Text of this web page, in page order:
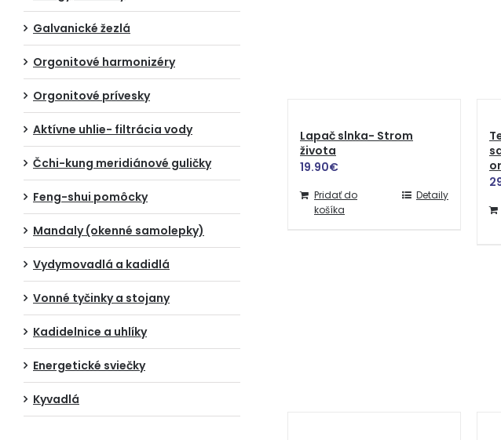
Lapač slnka- Strom
života
19.90€
Pridať do
košíka
Detaily
Galvanické žezlá
Orgonitové harmonizéry
Orgonitové prívesky
Aktívne uhlie- filtrácia vody
Čchi-kung meridiánové guličky
Feng-shui pomôcky
Mandaly (okenné samolepky)
Vydymovadlá a kadidlá
Vonné tyčinky a stojany
Kadidelnice a uhlíky
Energetické sviečky
Kyvadlá